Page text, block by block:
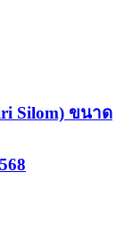
Silom) ขนาด